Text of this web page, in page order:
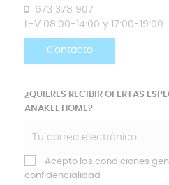
673 378 907
L-V 08:00-14:00 y 17:00-19:00
Contacto
¿QUIERES RECIBIR OFERTAS
ANAKEL HOME?
Acepto las condiciones
confidencialidad